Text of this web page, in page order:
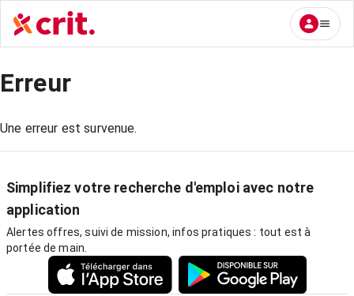
Erreur
Une erreur est survenue.
Simplifiez votre recherche d'emploi avec notre
application
Alertes offres, suivi de mission, infos pratiques : tout est à
portée de main.